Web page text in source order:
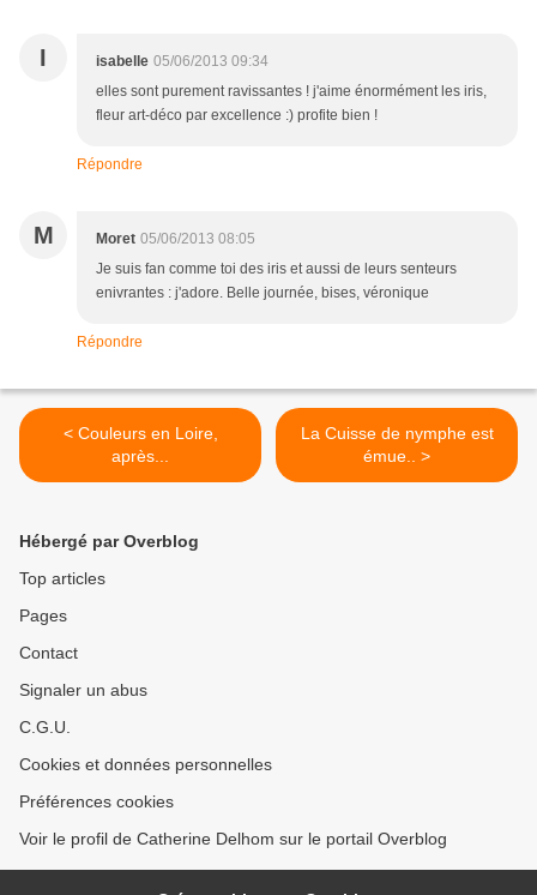
I isabelle 05/06/2013 09:34
elles sont purement ravissantes ! j'aime énormément les iris,
fleur art-déco par excellence :) profite bien !
Répondre
M Moret 05/06/2013 08:05
Je suis fan comme toi des iris et aussi de leurs senteurs
enivrantes : j'adore. Belle journée, bises, véronique
Répondre
< Couleurs en Loire,
après...
La Cuisse de nymphe est
émue.. >
Hébergé par Overblog
Top articles
Pages
Contact
Signaler un abus
C.G.U.
Cookies et données personnelles
Préférences cookies
Voir le profil de Catherine Delhom sur le portail Overblog